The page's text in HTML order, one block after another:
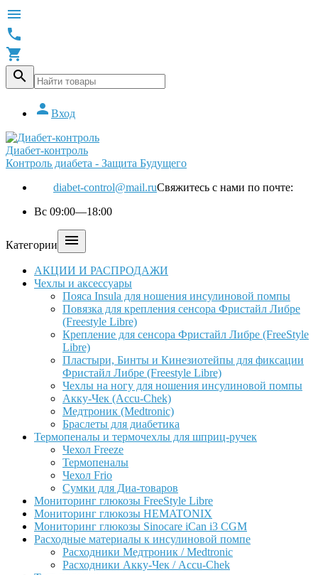




 Вход
Диабет-контроль
Контроль диабета - Защита Будущего
diabet-control@mail.ruСвяжитесь с нами по почте:
Вс 09:00—18:00
Категории 
АКЦИИ И РАСПРОДАЖИ
Чехлы и аксессуары
Пояса Insula для ношения инсулиновой помпы
Повязка для крепления сенсора Фристайл Либре
(Freestyle Libre)
Крепление для сенсора Фристайл Либре (FreeStyle
Libre)
Пластыри, Бинты и Кинезиотейпы для фиксации
Фристайл Либре (Freestyle Libre)
Чехлы на ногу для ношения инсулиновой помпы
Акку-Чек (Accu-Chek)
Медтроник (Medtronic)
Браслеты для диабетика
Термопеналы и термочехлы для шприц-ручек
Чехол Freeze
Термопеналы
Чехол Frio
Сумки для Диа-товаров
Мониторинг глюкозы FreeStyle Libre
Мониторинг глюкозы HEMATONIX
Мониторинг глюкозы Sinocare iCan i3 CGM
Расходные материалы к инсулиновой помпе
Расходники Медтроник / Medtronic
Расходники Акку-Чек / Accu-Chek